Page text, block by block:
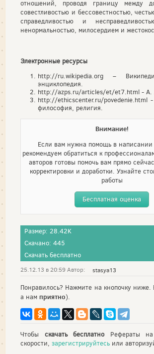
отношений, проводя границу между
совестливостью и бессовестностью,
справедливостью и
ненормальностью, милосердием и
Электронные ресурсы
http://ru.wikipedia.org –
энциклопедия.
http://azps.ru/articles/et/et7.html - А.
http://ethicscenter.ru/povedenie.html
философия, религия.
Внимание!
Если вам нужна помощь в написании
рекомендуем обратиться к
авторов готовы помочь вам прямо
корректировки и доработки. Узнайте
работы
Бесплатная оценка
Размер: 28.42K
Скачано: 445
Скачать бесплатно
25.12.13 в 20:59 Автор: stasya13
Понравилось? Нажмите на кнопочку ниже.
а нам приятно).
Чтобы скачать бесплатно Рефераты на
скорости, зарегистрируйтесь или